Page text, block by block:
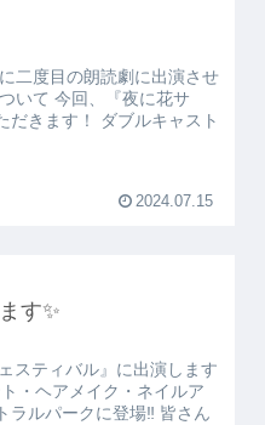
ブルキャスト
2024.07.15
す✨
スティバル』に出演します
ークに登場‼️ 皆さん